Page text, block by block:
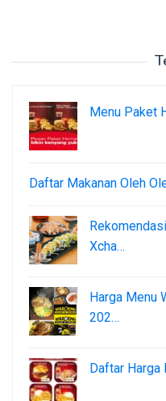
Menu Paket
Daftar Makanan Oleh
Xcha…
Harga Menu
202…
Daftar Harga